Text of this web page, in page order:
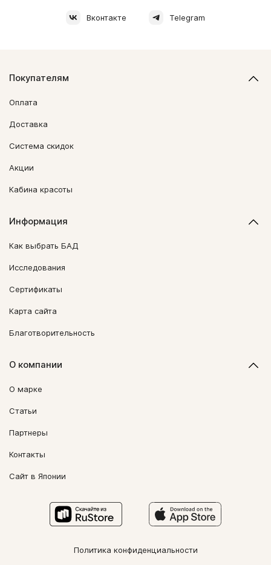
Вконтакте Telegram
Покупателям
Оплата
Доставка
Система скидок
Акции
Кабина красоты
Информация
Как выбрать БАД
Исследования
Сертификаты
Карта сайта
Благотворительность
О компании
О марке
Статьи
Партнеры
Контакты
Сайт в Японии
Политика конфиденциальности